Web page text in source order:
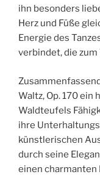
ihn besonders
Herz und Füße
Energie des
verbindet, die
Waltz, Op. 170
Waldteufels
ihre
künstlerischen
durch seine
einen charmanten